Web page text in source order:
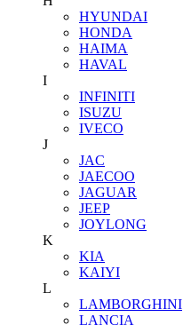
HYUNDAI
HONDA
HAIMA
HAVAL
I
INFINITI
ISUZU
IVECO
J
JAC
JAECOO
JAGUAR
JEEP
JOYLONG
K
KIA
KAIYI
L
LAMBORGHINI
LANCIA